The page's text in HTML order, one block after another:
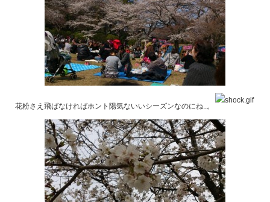
花粉さえ飛ばなければホント陽気ないいシーズンなのにね..。